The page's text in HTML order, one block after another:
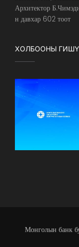
Архитектор
н давхар 602 тоот
ХОЛБООНЫ
Монголын банк